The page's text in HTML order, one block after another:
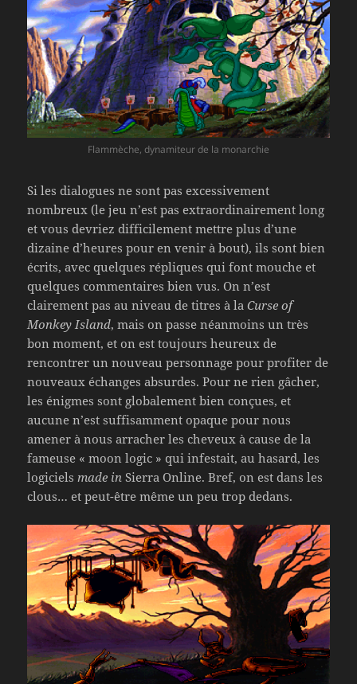
Flammèche, dynamiteur de la monarchie
Si les dialogues ne sont pas excessivement
nombreux (le jeu n’est pas extraordinairement long
et vous devriez difficilement mettre plus d’une
dizaine d’heures pour en venir à bout), ils sont bien
écrits, avec quelques répliques qui font mouche et
quelques commentaires bien vus. On n’est
clairement pas au niveau de titres à laCurse of
Monkey Island, mais on passe néanmoins un très
bon moment, et on est toujours heureux de
rencontrer un nouveau personnage pour profiter de
nouveaux échanges absurdes. Pour ne rien gâcher,
les énigmes sont globalement bien conçues, et
aucune n’est suffisamment opaque pour nous
amener à nous arracher les cheveux à cause de la
fameuse « moon logic » qui infestait, au hasard, les
logiciels made in Sierra Online. Bref, on est dans les
clous… et peut-être même un peu trop dedans.